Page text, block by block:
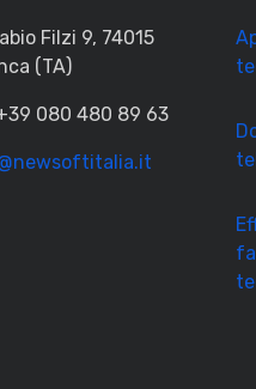
Filzi 9, 74015
(TA)
080 480 89 63